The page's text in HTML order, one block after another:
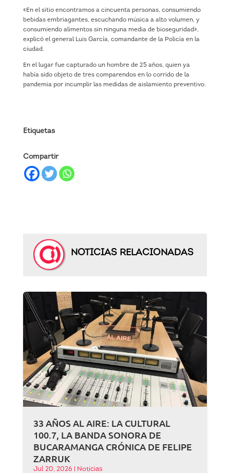
«En el sitio encontramos a cincuenta personas, consumiendo
bebidas embriagantes, escuchando música a alto volumen, y
consumiendo alimentos sin ninguna media de bioseguridad»,
explicó el general Luis García, comandante de la Policía en la
ciudad.
En el lugar fue capturado un hombre de 25 años, quien ya
había sido objeto de tres comparendos en lo corrido de la
pandemia por incumplir las medidas de aislamiento preventivo.
Etiquetas
Compartir
NOTICIAS RELACIONADAS
33 AÑOS AL AIRE: LA CULTURAL
100.7, LA BANDA SONORA DE
BUCARAMANGA CRÓNICA DE FELIPE
ZARRUK
Jul 20, 2026 Noticias